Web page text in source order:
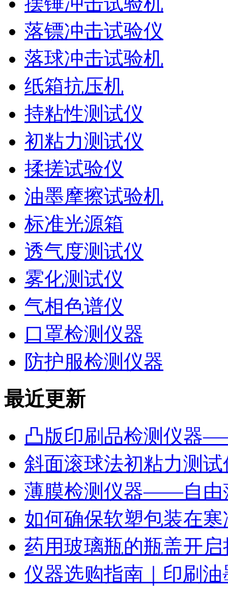
落镖冲击试验仪
落球冲击试验机
纸箱抗压机
持粘性测试仪
初粘力测试仪
揉搓试验仪
油墨摩擦试验机
标准光源箱
透气度测试仪
雾化测试仪
气相色谱仪
口罩检测仪器
防护服检测仪器
最近更新
凸版印刷品检测仪器
斜面滚球法初粘力测
薄膜检测仪器——自由
如何确保软塑包装在
药用玻璃瓶的瓶盖开
仪器选购指南｜印刷